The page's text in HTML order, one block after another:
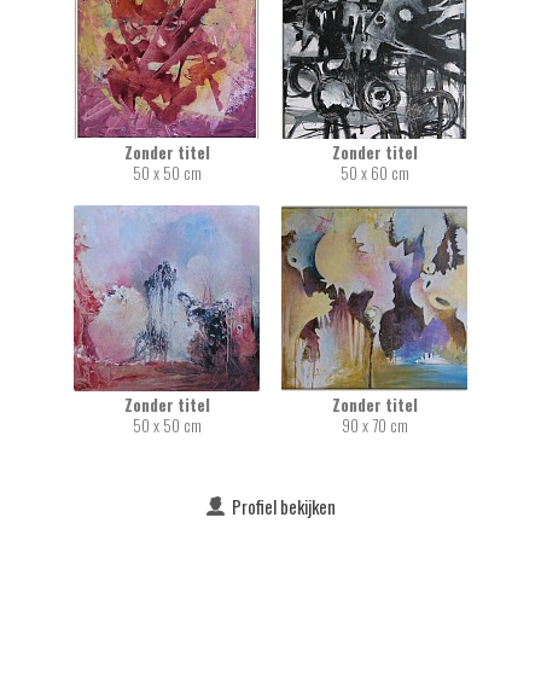
Zonder titel
50 x 50 cm
Zonder titel
50 x 60 cm
Zonder titel
50 x 50 cm
Zonder titel
90 x 70 cm
Profiel bekijken